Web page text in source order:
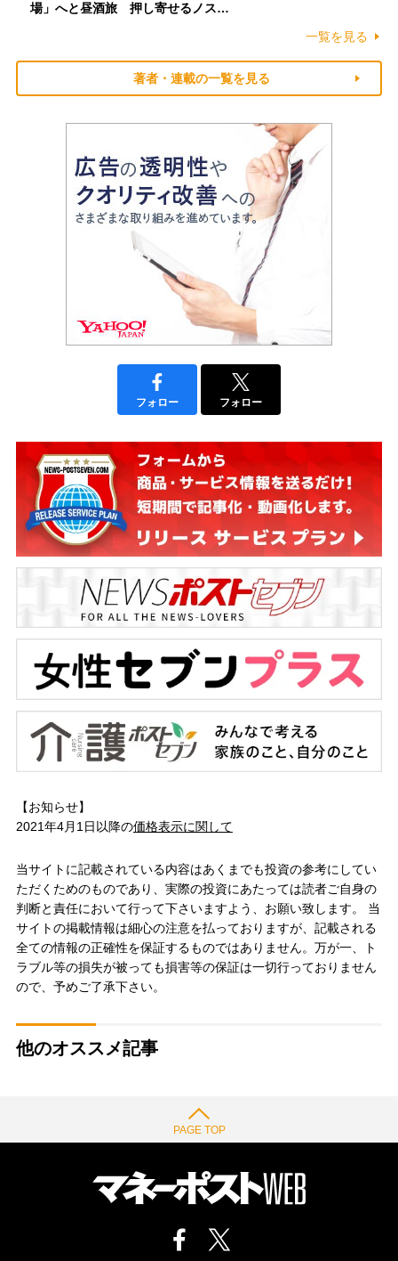
場」へと昼酒旅 押し寄せるノス…
一覧を見る
著者・連載の一覧を見る
フォロー フォロー
【お知らせ】
2021年4月1日以降の価格表示に関して
当サイトに記載されている内容はあくまでも投資の参考にしてい
ただくためのものであり、実際の投資にあたっては読者ご自身の
判断と責任において行って下さいますよう、お願い致します。 当
サイトの掲載情報は細心の注意を払っておりますが、記載される
全ての情報の正確性を保証するものではありません。万が一、ト
ラブル等の損失が被っても損害等の保証は一切行っておりません
ので、予めご了承下さい。
他のオススメ記事
PAGE TOP